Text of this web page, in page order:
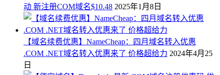
动 新注册COM域名$10.48 2025年1月8日
【域名续费优惠】NameCheap：四月域名转入优惠
.COM .NET域名转入优惠来了 价格超给力 2024年4月25
日